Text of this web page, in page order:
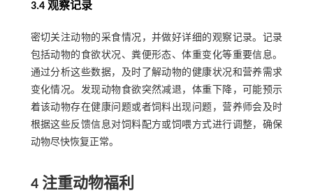
3.4 观察记录
密切关注动物的采食情况，并做好详细的观察记录。记录
包括动物的食欲状况、粪便形态、体重变化等重要信息。
通过分析这些数据，及时了解动物的健康状况和营养需求
变化情况。发现动物食欲突然减退，体重下降，可能预示
着该动物存在健康问题或者饲料出现问题，营养师会及时
根据这些反馈信息对饲料配方或饲喂方式进行调整，确保
动物尽快恢复正常。
4 注重动物福利